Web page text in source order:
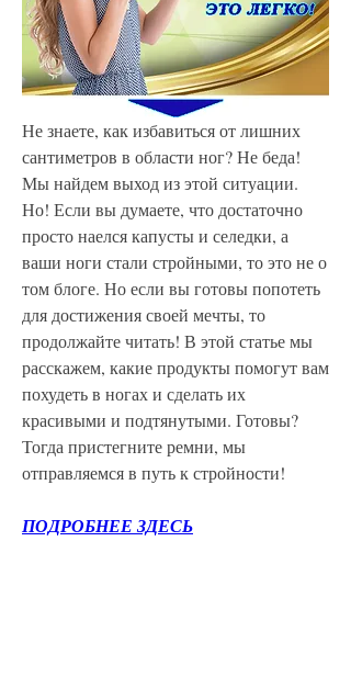
Не знаете, как избавиться от лишних
сантиметров в области ног? Не беда!
Мы найдем выход из этой ситуации.
Но! Если вы думаете, что достаточно
просто наелся капусты и селедки, а
ваши ноги стали стройными, то это не о
том блоге. Но если вы готовы попотеть
для достижения своей мечты, то
продолжайте читать! В этой статье мы
расскажем, какие продукты помогут вам
похудеть в ногах и сделать их
красивыми и подтянутыми. Готовы?
Тогда пристегните ремни, мы
отправляемся в путь к стройности!
ПОДРОБНЕЕ ЗДЕСЬ